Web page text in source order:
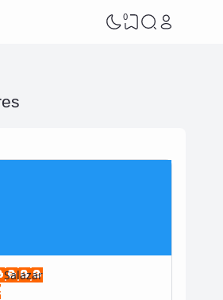
0
Salazar